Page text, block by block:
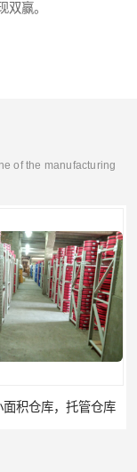
双赢。
of the manufacturing